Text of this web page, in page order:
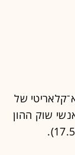
של
של אנשי שוק ההון